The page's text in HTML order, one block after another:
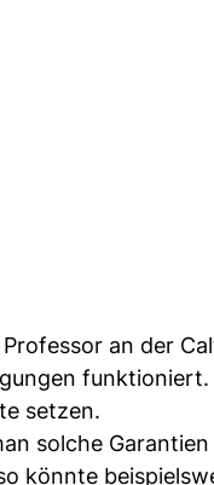
an der
setzen.
solche
könnte